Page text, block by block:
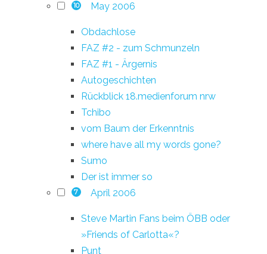
10 May 2006
Obdachlose
FAZ #2 - zum Schmunzeln
FAZ #1 - Ärgernis
Autogeschichten
Rückblick 18.medienforum nrw
Tchibo
vom Baum der Erkenntnis
where have all my words gone?
Sumo
Der ist immer so
7 April 2006
Steve Martin Fans beim ÖBB oder
»Friends of Carlotta«?
Punt